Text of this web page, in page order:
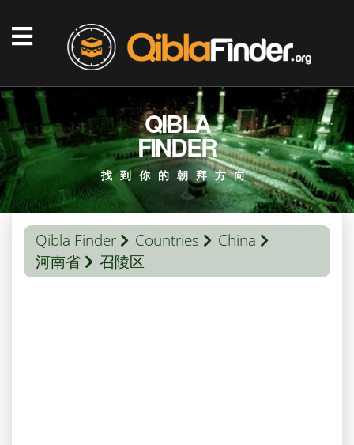
QIBLA
FINDER
找到你的朝拜方向
Qibla Finder Countries
China
河南省
召陵区